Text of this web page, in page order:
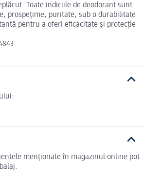
Toate indiciile de deodorant sunt
prospețime, puritate, sub o durabilitate
pentru a oferi eficacitate și protecție
menționate în magazinul online pot